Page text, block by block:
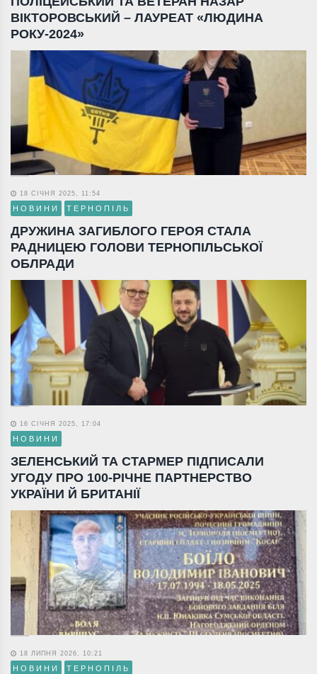
ВІКТОРОВСЬКИЙ – ЛАУРЕАТ «ЛЮДИНА
РОКУ-2024»
18 СІЧНЯ 2025, 11:54
НОВИНИ ТЕРНОПІЛЬ
ДРУЖИНА ЗАГИБЛОГО ГЕРОЯ СТАЛА
РАДНИЦЕЮ ГОЛОВИ ТЕРНОПІЛЬСЬКОЇ
ОБЛРАДИ
16 СІЧНЯ 2025, 17:04
НОВИНИ
ЗЕЛЕНСЬКИЙ ТА СТАРМЕР ПІДПИСАЛИ
УГОДУ ПРО 100-РІЧНЕ ПАРТНЕРСТВО
УКРАЇНИ Й БРИТАНІЇ
18 ЛИПНЯ 2026, 10:21
НОВИНИ ТЕРНОПІЛЬ